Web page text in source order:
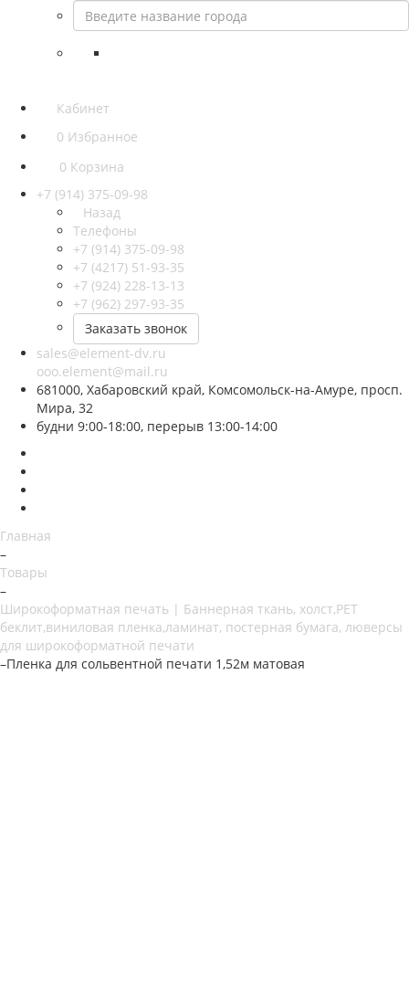
Кабинет
0 Избранное
0 Корзина
+7 (914) 375-09-98
Назад
Телефоны
+7 (914) 375-09-98
+7 (4217) 51-93-35
+7 (924) 228-13-13
+7 (962) 297-93-35
Заказать звонок
sales@element-dv.ru
ooo.element@mail.ru
681000, Хабаровский край, Комсомольск-на-Амуре, просп.
Мира, 32
будни 9:00-18:00, перерыв 13:00-14:00
Главная
–
Товары
–
Широкоформатная печать | Баннерная ткань, холст,PET
беклит,виниловая пленка,ламинат, постерная бумага, люверсы
для широкоформатной печати
–Пленка для сольвентной печати 1,52м матовая